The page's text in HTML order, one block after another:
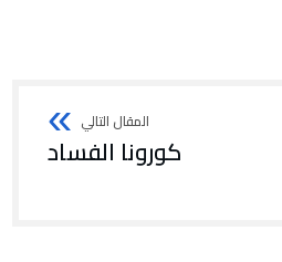
كورونا الفساد